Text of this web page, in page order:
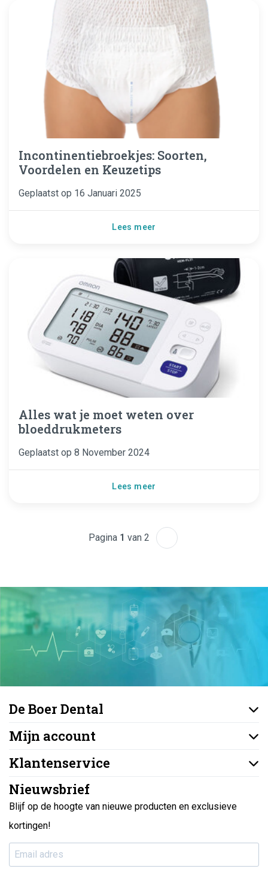
Incontinentiebroekjes: Soorten,
Voordelen en Keuzetips
Geplaatst op 16 Januari 2025
Lees meer
Alles wat je moet weten over
bloeddrukmeters
Geplaatst op 8 November 2024
Lees meer
Pagina 1 van 2
De Boer Dental
Mijn account
Klantenservice
Nieuwsbrief
Blijf op de hoogte van nieuwe producten en exclusieve
kortingen!